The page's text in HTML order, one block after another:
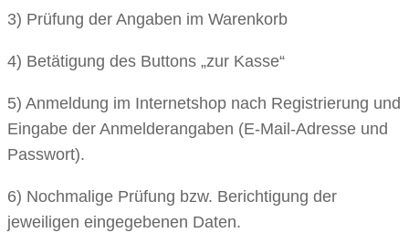
3) Prüfung der Angaben im Warenkorb
4) Betätigung des Buttons „zur Kasse“
5) Anmeldung im Internetshop nach Registrierung und
Eingabe der Anmelderangaben (E-Mail-Adresse und
Passwort).
6) Nochmalige Prüfung bzw. Berichtigung der
jeweiligen eingegebenen Daten.